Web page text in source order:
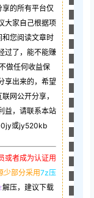
的所有平台仅
大家自己根据项
和您阅读文章时
过了，能不能赚
做任何收益保
享出来的，希望
网公开分享，
益，请联系本站
或jy520kb
或者成为认证用
少部分采用7z压
解压，建议下载